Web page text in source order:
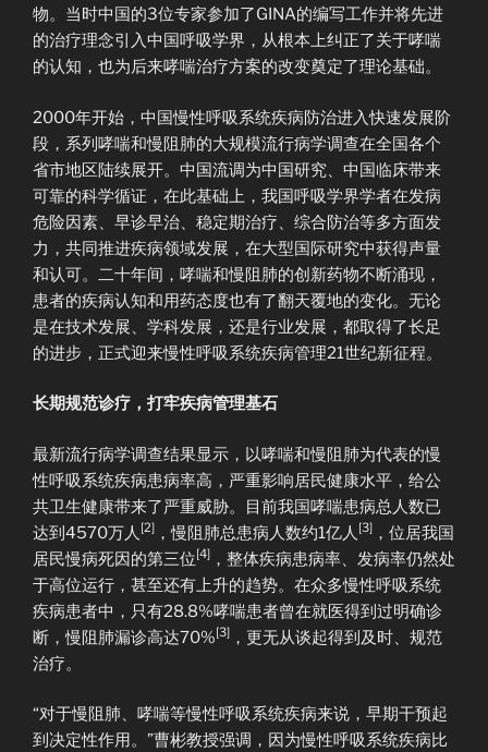
物。当时中国的3位专家参加了GINA的编写工作并将先进
的治疗理念引入中国呼吸学界，从根本上纠正了关于哮喘
的认知，也为后来哮喘治疗方案的改变奠定了理论基础。
2000年开始，中国慢性呼吸系统疾病防治进入快速发展阶
段，系列哮喘和慢阻肺的大规模流行病学调查在全国各个
省市地区陆续展开。中国流调为中国研究、中国临床带来
可靠的科学循证，在此基础上，我国呼吸学界学者在发病
危险因素、早诊早治、稳定期治疗、综合防治等多方面发
力，共同推进疾病领域发展，在大型国际研究中获得声量
和认可。二十年间，哮喘和慢阻肺的创新药物不断涌现，
患者的疾病认知和用药态度也有了翻天覆地的变化。无论
是在技术发展、学科发展，还是行业发展，都取得了长足
的进步，正式迎来慢性呼吸系统疾病管理21世纪新征程。
长期规范诊疗，打牢疾病管理基石
最新流行病学调查结果显示，以哮喘和慢阻肺为代表的慢
性呼吸系统疾病患病率高，严重影响居民健康水平，给公
共卫生健康带来了严重威胁。目前我国哮喘患病总人数已
达到4570万人 [2] ，慢阻肺总患病人数约1亿人 [3] ，位居我国
居民慢病死因的第三位[4] ，整体疾病患病率、发病率仍然处
于高位运行，甚至还有上升的趋势。在众多慢性呼吸系统
疾病患者中，只有28.8%哮喘患者曾在就医得到过明确诊
断，慢阻肺漏诊高达70%[3] ，更无从谈起得到及时、规范
治疗。
“对于慢阻肺、哮喘等慢性呼吸系统疾病来说，早期干预起
到决定性作用。”曹彬教授强调，因为慢性呼吸系统疾病比